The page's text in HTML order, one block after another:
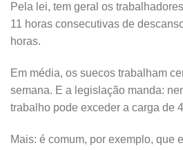
Pela lei, tem geral os
11 horas consecutivas de
horas.
Em média, os suecos trabalham
semana. E a legislação manda:
trabalho pode exceder a carga de
Mais: é comum, por exemplo, que